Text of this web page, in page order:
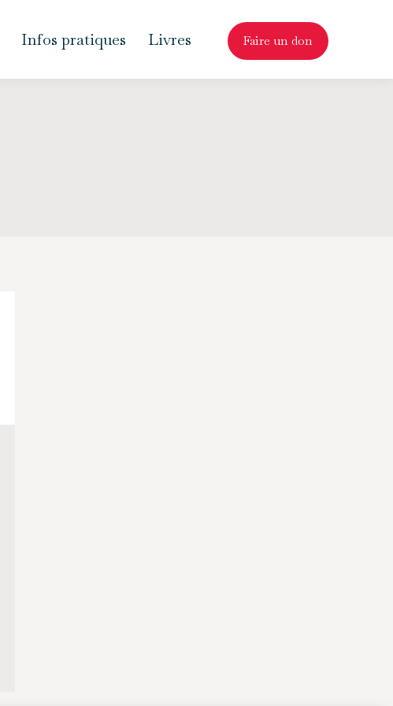
Infos pratiques Livres Faire un don